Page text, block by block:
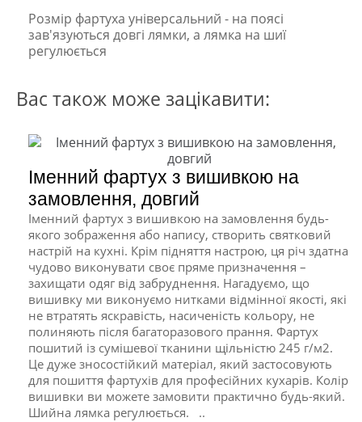
Розмір фартуха універсальний - на поясі
зав'язуються довгі лямки, а лямка на шиї
регулюється
Вас також може зацікавити:
Іменний фартух з вишивкою на
замовлення, довгий
Іменний фартух з вишивкою на замовлення будь-
якого зображення або напису, створить святковий
настрій на кухні. Крім підняття настрою, ця річ здатна
чудово виконувати своє пряме призначення –
захищати одяг від забруднення. Нагадуємо, що
вишивку ми виконуємо нитками відмінної якості, які
не втратять яскравість, насиченість кольору, не
полиняють після багаторазового прання. Фартух
пошитий із сумішевої тканини щільністю 245 г/м2.
Це дуже зносостійкий матеріал, який застосовують
для пошиття фартухів для професійних кухарів. Колір
вишивки ви можете замовити практично будь-який.
Шийна лямка регулюється. ..